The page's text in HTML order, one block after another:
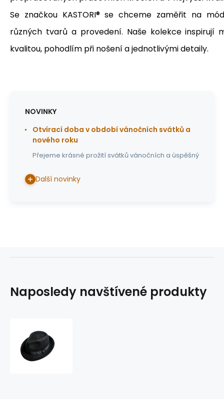
Se značkou KASTORI® se chceme zaměřit na
různých tvarů a provedení. Naše kolekce inspirují
kvalitou, pohodlím při nošení a jednotlivými detaily.
NOVINKY
Otvírací doba v období vánočních svátků a
nového roku
Přejeme krásné prožití svátků vánočních a úspěšný
Další novinky
Naposledy navštívené produkty